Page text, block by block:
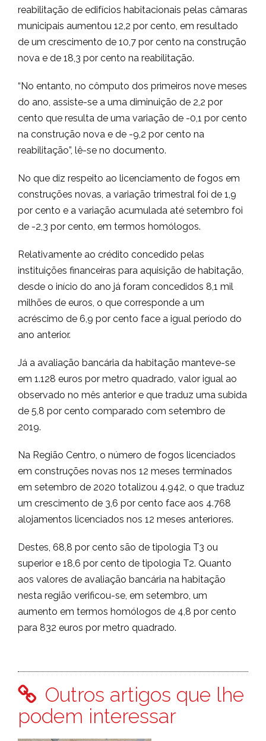
reabilitação de edifícios habitacionais pelas câmaras
municipais aumentou 12,2 por cento, em resultado
de um crescimento de 10,7 por cento na construção
nova e de 18,3 por cento na reabilitação.
“No entanto, no cômputo dos primeiros nove meses
do ano, assiste-se a uma diminuição de 2,2 por
cento que resulta de uma variação de -0,1 por cento
na construção nova e de -9,2 por cento na
reabilitação”, lê-se no documento.
No que diz respeito ao licenciamento de fogos em
construções novas, a variação trimestral foi de 1,9
por cento e a variação acumulada até setembro foi
de -2,3 por cento, em termos homólogos.
Relativamente ao crédito concedido pelas
instituições financeiras para aquisição de habitação,
desde o início do ano já foram concedidos 8,1 mil
milhões de euros, o que corresponde a um
acréscimo de 6,9 por cento face a igual período do
ano anterior.
Já a avaliação bancária da habitação manteve-se
em 1.128 euros por metro quadrado, valor igual ao
observado no mês anterior e que traduz uma subida
de 5,8 por cento comparado com setembro de
2019.
Na Região Centro, o número de fogos licenciados
em construções novas nos 12 meses terminados
em setembro de 2020 totalizou 4.942, o que traduz
um crescimento de 3,6 por cento face aos 4.768
alojamentos licenciados nos 12 meses anteriores.
Destes, 68,8 por cento são de tipologia T3 ou
superior e 18,6 por cento de tipologia T2. Quanto
aos valores de avaliação bancária na habitação
nesta região verificou-se, em setembro, um
aumento em termos homólogos de 4,8 por cento
para 832 euros por metro quadrado.
Outros artigos que lhe
podem interessar